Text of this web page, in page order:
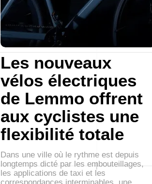
Les nouveaux
vélos électriques
de Lemmo offrent
aux cyclistes une
flexibilité totale
Dans une ville où le rythme est depuis
longtemps dicté par les embouteillages,
les applications de taxi et les
correspondances interminables, une…